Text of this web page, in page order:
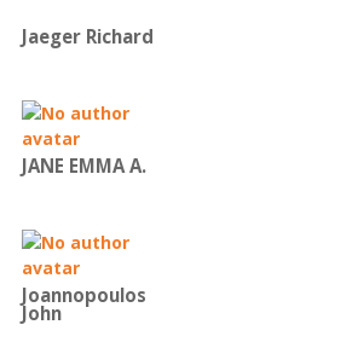
Jaeger Richard
JANE EMMA A.
Joannopoulos
John